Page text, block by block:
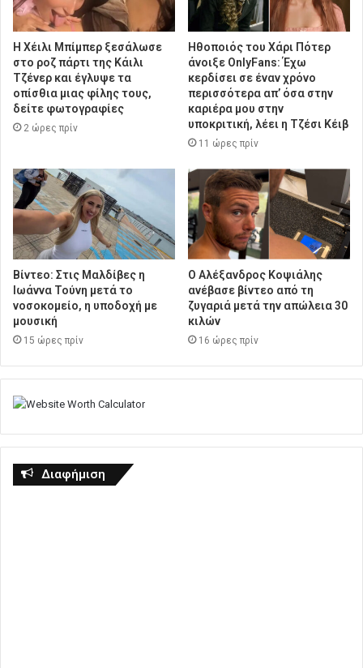
Η Χέιλι Μπίμπερ ξεσάλωσε
στο ροζ πάρτι της Κάιλι
Τζένερ και έγλυψε τα
οπίσθια μιας φίλης τους,
δείτε φωτογραφίες
2 ώρες πρίν
Ηθοποιός του Χάρι Πότερ
άνοιξε OnlyFans: Έχω
κερδίσει σε έναν χρόνο
περισσότερα απ’ όσα στην
καριέρα μου στην
υποκριτική, λέει η Τζέσι Κέιβ
11 ώρες πρίν
Βίντεο: Στις Μαλδίβες η
Ιωάννα Τούνη μετά το
νοσοκομείο, η υποδοχή με
μουσική
15 ώρες πρίν
Ο Αλέξανδρος Κοψιάλης
ανέβασε βίντεο από τη
ζυγαριά μετά την απώλεια 30
κιλών
16 ώρες πρίν
Διαφήμιση